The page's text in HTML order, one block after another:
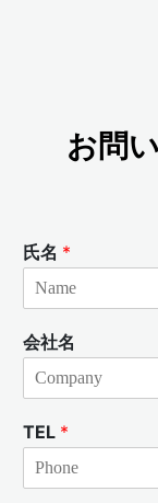
お問
氏名 *
会社名
TEL *